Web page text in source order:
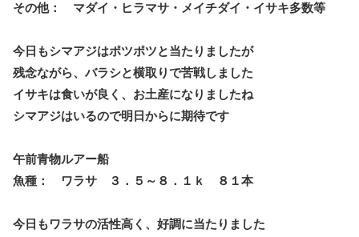
その他： マダイ・ヒラマサ・メイチダイ・イサキ多数等
今日もシマアジはポツポツと当たりましたが
残念ながら、バラシと横取りで苦戦しました
イサキは食いが良く、お土産になりましたね
シマアジはいるので明日からに期待です
午前青物ルアー船
魚種： ワラサ ３．５～８．１ｋ ８１本
今日もワラサの活性高く、好調に当たりました